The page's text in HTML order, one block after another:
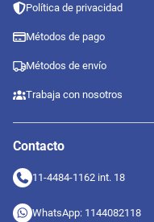
Política de privacidad
Métodos de pago
Métodos de envío
Trabaja con nosotros
Contacto
11-4484-1162 int. 18
WhatsApp: 1144082118